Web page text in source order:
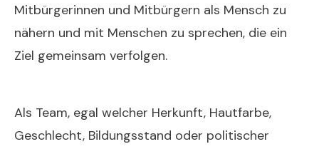
Mitbürgerinnen und Mitbürgern als Mensch zu
nähern und mit Menschen zu sprechen, die ein
Ziel gemeinsam verfolgen.
Als Team, egal welcher Herkunft, Hautfarbe,
Geschlecht, Bildungsstand oder politischer